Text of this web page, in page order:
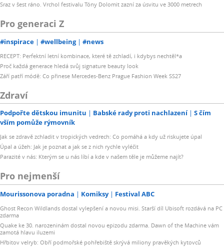
Sraz v šest ráno. Vrchol festivalu Tóny Dolomit zazní za úsvitu ve 3000 metrech
Pro generaci Z
#inspirace #wellbeing #news
RECEPT: Perfektní letní kombinace, které tě zchladí, i kdybys nechtěl*a
Proč každá generace hledá svůj signature beauty look
Září patří módě: Co přinese Mercedes-Benz Prague Fashion Week SS27
Zdraví
Podpořte dětskou imunitu Babské rady proti nachlazení
S čím
vším pomůže rýmovník
Jak se zdravě zchladit v tropických vedrech: Co pomáhá a kdy už riskujete úpal
Úpal a úžeh: Jak je poznat a jak se z nich rychle vyléčit
Parazité v nás: Kterým se u nás líbí a kde v našem těle je můžeme najít?
Pro nejmenší
Mourissonova poradna Komiksy Festival ABC
Ghost Recon Wildlands dostal vylepšení a novou misi. Starší díl Ubisoft rozdává na PC
zdarma
Quake ke 30. narozeninám dostal novou epizodu zdarma. Dawn of the Machine vám
zamotá hlavu iluzemi
Hřbitov velryb: Obří podmořské pohřebiště skrývá miliony pravěkých kytovců